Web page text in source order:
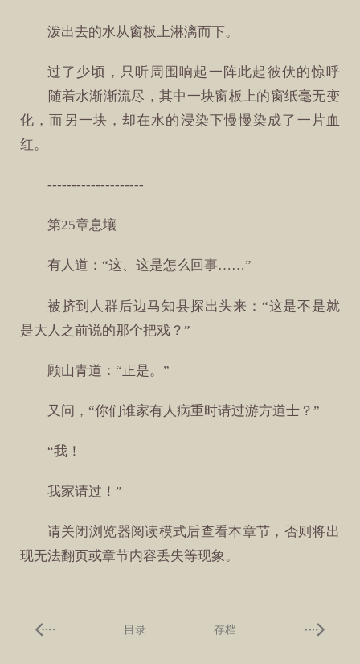
泼出去的水从窗板上淋漓而下。
过了少顷，只听周围响起一阵此起彼伏的惊呼
——随着水渐渐流尽，其中一块窗板上的窗纸毫无变
化，而另一块，却在水的浸染下慢慢染成了一片血
红。
--------------------
第25章息壤
有人道：“这、这是怎么回事……”
被挤到人群后边马知县探出头来：“这是不是就
是大人之前说的那个把戏？”
顾山青道：“正是。”
又问，“你们谁家有人病重时请过游方道士？”
“我！
我家请过！”
请关闭浏览器阅读模式后查看本章节，否则将出
现无法翻页或章节内容丢失等现象。
目录 存档